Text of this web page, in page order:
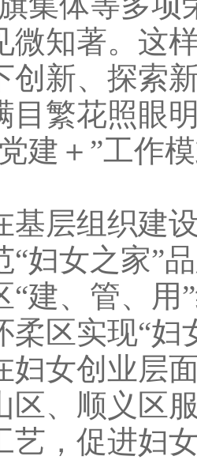
著。这样
创新、探索
花照眼明
建＋”工作
组织建设
“妇女之家”
“建、管、用
柔区实现“妇
创业层面
区、顺义区
艺，促进妇